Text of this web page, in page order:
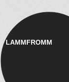
LAMMFROMM​